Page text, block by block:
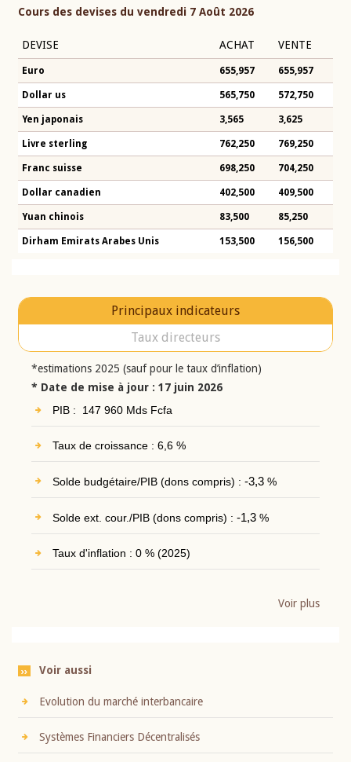
Cours des devises du vendredi 7 Août 2026
DEVISE ACHAT VENTE
Euro 655,957 655,957
Dollar us 565,750 572,750
Yen japonais 3,565 3,625
Livre sterling 762,250 769,250
Franc suisse 698,250 704,250
Dollar canadien 402,500 409,500
Yuan chinois 83,500 85,250
Dirham Emirats Arabes Unis 153,500 156,500
Principaux indicateurs
Taux directeurs
*estimations 2025 (sauf pour le taux d’inflation)
* Date de mise à jour : 17 juin 2026
PIB : 147 960 Mds Fcfa
Taux de croissance : 6,6 %
Solde budgétaire/PIB (dons compris) : -3,3%
Solde ext. cour./PIB (dons compris) : -1,3%
Taux d'inflation : 0 % (2025)
Voir plus
Voir aussi
Evolution du marché interbancaire
Systèmes Financiers Décentralisés